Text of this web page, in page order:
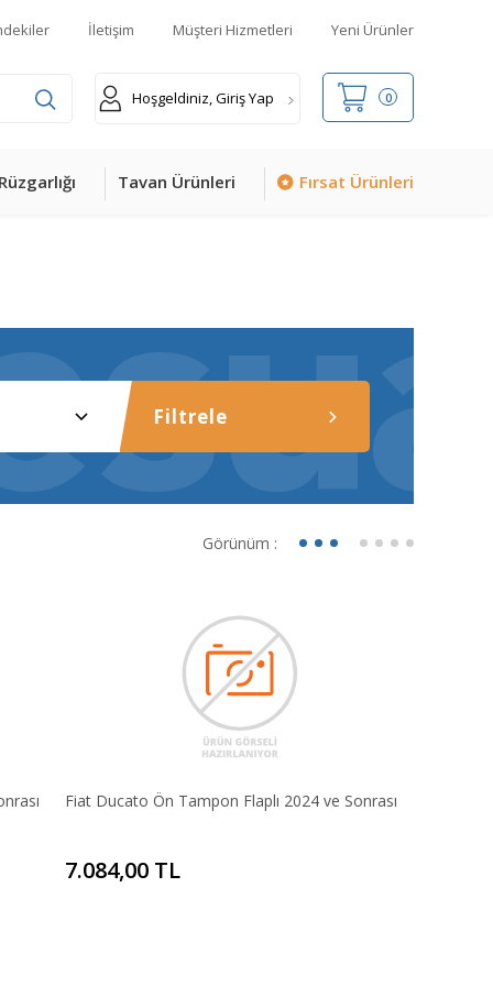
İletişim Müşteri Hizmetleri Yeni Ürünler
0
Hoşgeldiniz, Giriş Yap
Tavan Ürünleri Fırsat Ürünleri
Filtrele
Görünüm :
Fiat Ducato Ön Tampon Flaplı 2024 ve Sonrası
7.084,00 TL